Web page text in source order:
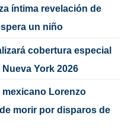
íntima revelación de
un niño
cobertura especial
York 2026
Lorenzo
morir por disparos de